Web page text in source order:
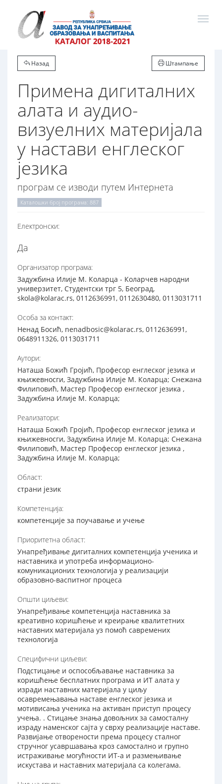
Назад Штампање
Примена дигиталних
алата и аудио-
визуелних материјала
у настави енглеског
језика
програм се изводи путем Интернета
Каталошки број програма: 887
Електронски:
Да
Организатор програма:
Задужбина Илије М. Коларца - Коларчев народни
универзитет, Студентски трг 5, Београд,
skola@kolarac.rs, 0112636991, 0112630480, 0113031711
Особа за контакт:
Ненад Босић, nenadbosic@kolarac.rs, 0112636991,
0648911326, 0113031711
Аутори:
Наташа Божић Гројић, Професор енглеског језика и
књижевносги, Задужбина Илије М. Коларца; Снежана
Филиповић, Мастер Професор енглеског језика ,
Задужбина Илије М. Коларца;
Реализатори:
Наташа Божић Гројић, Професор енглеског језика и
књижевносги, Задужбина Илије М. Коларца; Снежана
Филиповић, Мастер Професор енглеског језика ,
Задужбина Илије М. Коларца;
Област:
страни језик
Компетенција:
компетенције за поучавање и учење
Приоритетна област:
Унапређивање дигиталних компетенција ученика и
наставника и употреба информационо-
комуникационих технологија у реализацији
образовно-васпитног процеса
Општи циљеви:
Унапређивање компетенција наставника за
креативно коришћење и креирање квалитетних
наставних материјала уз помоћ савремених
технологија
Специфични циљеви:
Подстицање и оспособљавање наставника за
коришћење бесплатних програма и ИТ алата у
изради наставних материјала у циљу
осавремењавања наставе енглеског језика и
мотивисања ученика на активан приступ процесу
учења. . Стицање знања довољних за самосталну
израду наменског сајта у сврху реализације наставе.
Развијање отворености према процесу сталног
стручног усавршавања кроз самостално и групно
истраживање могућности ИТ-а и размењивање
искустава и наставних материјала са колегама.